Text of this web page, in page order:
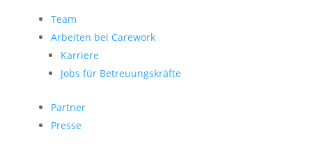
Team
Arbeiten bei Carework
Karriere
Jobs für Betreuungskräfte
Partner
Presse